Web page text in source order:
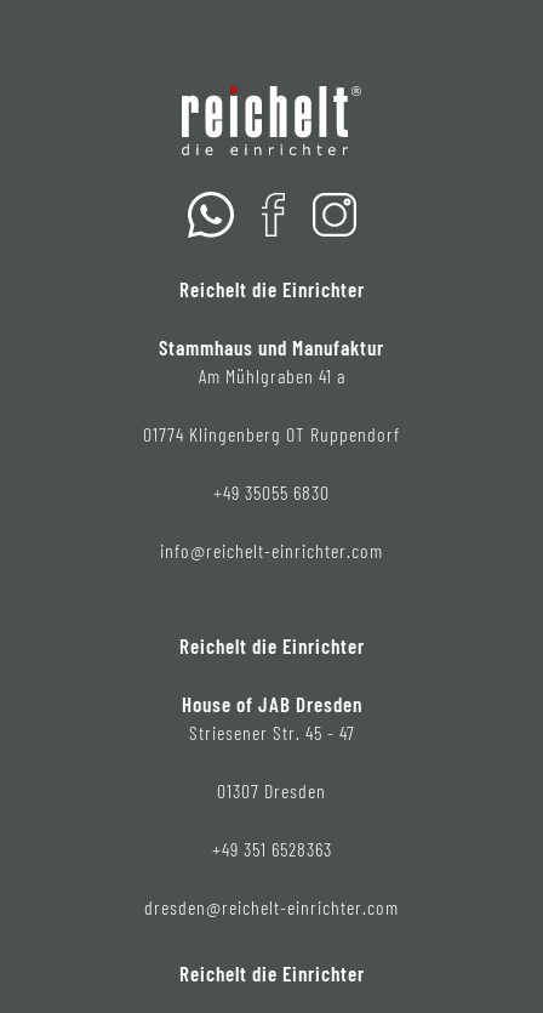
Reichelt die Einrichter
Stammhaus und Manufaktur
Am Mühlgraben 41 a
01774 Klingenberg OT Ruppendorf
+49 35055 6830
info@reichelt-einrichter.com
Reichelt die Einrichter
House of JAB Dresden
Striesener Str. 45 - 47
01307 Dresden
+49 351 6528363
dresden@reichelt-einrichter.com
Reichelt die Einrichter